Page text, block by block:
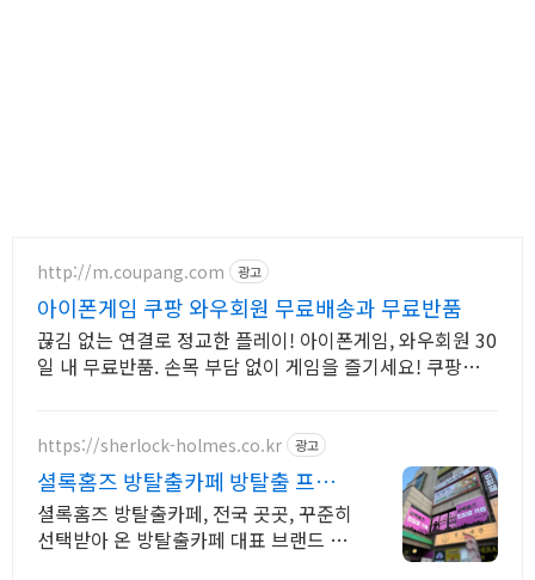
http://m.coupang.com 광고
아이폰게임 쿠팡 와우회원 무료배송과 무료반품
끊김 없는 연결로 정교한 플레이! 아이폰게임, 와우회원 30
일 내 무료반품. 손목 부담 없이 게임을 즐기세요! 쿠팡에서
https://sherlock-holmes.co.kr 광고
셜록홈즈 방탈출카페 방탈출 프랜
차이즈 절대 강자
셜록홈즈 방탈출카페, 전국 곳곳, 꾸준히
선택받아 온 방탈출카페 대표 브랜드 국